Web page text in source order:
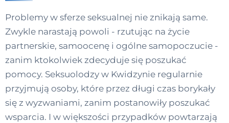
Problemy w sferze seksualnej nie znikają same.
Zwykle narastają powoli - rzutując na życie
partnerskie, samoocenę i ogólne samopoczucie -
zanim ktokolwiek zdecyduje się poszukać
pomocy. Seksuolodzy w Kwidzynie regularnie
przyjmują osoby, które przez długi czas borykały
się z wyzwaniami, zanim postanowiły poszukać
wsparcia. I w większości przypadków powtarzają